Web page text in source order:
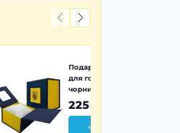
Подарункова картонна
для годинника синьо-жовта
чорним тризубом
225 грн
+ Додати